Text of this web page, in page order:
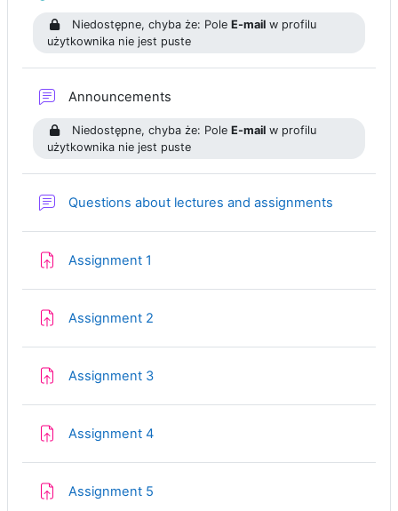
Niedostępne, chyba że: PoleE-mail w profilu
użytkownika nie jest puste
Announcements
Niedostępne, chyba że: PoleE-mail w profilu
użytkownika nie jest puste
Questions about lectures and assignments
Assignment 1
Assignment 2
Assignment 3Zadanie
Assignment 4Zadanie
Assignment 5